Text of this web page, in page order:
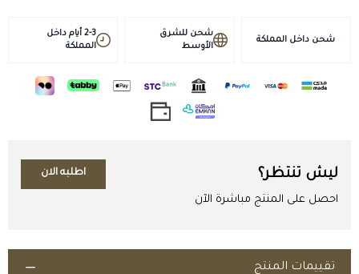
لا يستخدم في حالات فرط الحساسية للمادة الفعالة.
لا يعطى أبدًا بالحقن تحت الجلد.
شحن داخل المملكة
شحن للشرق
الأوسط
2-3 أيام داخل
المملكة
ليش تنتظر؟
احصل على المنتج مباشرة الآن
اطلبه الان
تقييمات المنتج